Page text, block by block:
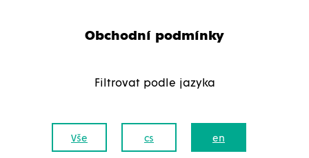
Obchodní podmínky
Filtrovat podle jazyka
Vše cs en